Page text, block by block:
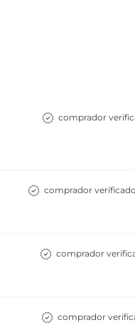
comprador
comprador verificado
comprador
comprador